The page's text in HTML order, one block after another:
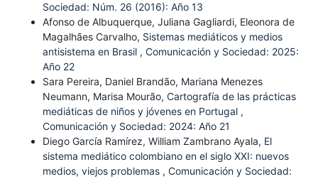
Sociedad: Núm. 26 (2016): Año 13
Afonso de Albuquerque, Juliana Gagliardi, Eleonora de
Magalhães Carvalho, Sistemas mediáticos y medios
antisistema en Brasil , Comunicación y Sociedad: 2025:
Año 22
Sara Pereira, Daniel Brandão, Mariana Menezes
Neumann, Marisa Mourão, Cartografía de las prácticas
mediáticas de niños y jóvenes en Portugal ,
Comunicación y Sociedad: 2024: Año 21
Diego García Ramírez, William Zambrano Ayala, El
sistema mediático colombiano en el siglo XXI: nuevos
medios, viejos problemas , Comunicación y Sociedad: